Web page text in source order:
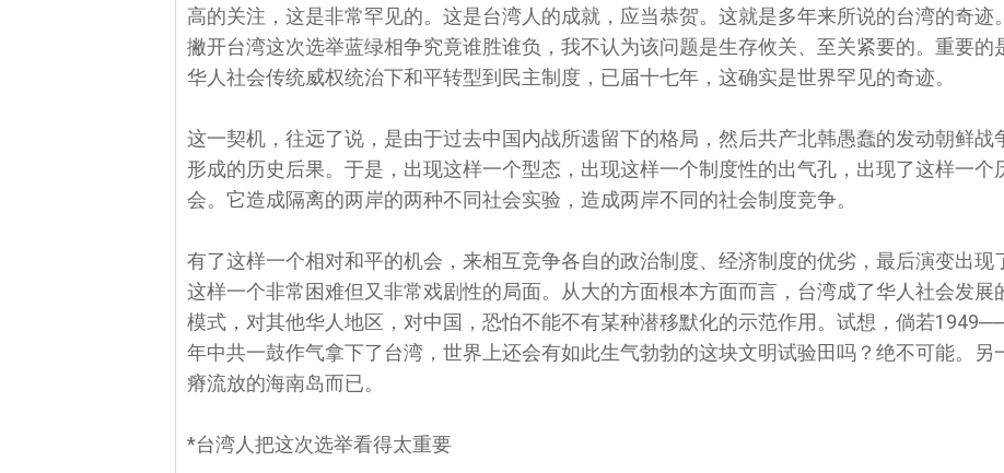
高的关注，这是非常罕见的。这是台湾人的成就，应当恭贺。这就是多年来所说的台湾的奇迹
撇开台湾这次选举蓝绿相争究竟谁胜谁负，我不认为该问题是生存攸关、至关紧要的。重要的
华人社会传统威权统治下和平转型到民主制度，已届十七年，这确实是世界罕见的奇迹。
这一契机，往远了说，是由于过去中国内战所遗留下的格局，然后共产北韩愚蠢的发动朝鲜战
形成的历史后果。于是，出现这样一个型态，出现这样一个制度性的出气孔，出现了这样一个
会。它造成隔离的两岸的两种不同社会实验，造成两岸不同的社会制度竞争。
有了这样一个相对和平的机会，来相互竞争各自的政治制度、经济制度的优劣，最后演变出现
这样一个非常困难但又非常戏剧性的局面。从大的方面根本方面而言，台湾成了华人社会发展
模式，对其他华人地区，对中国，恐怕不能不有某种潜移默化的示范作用。试想，倘若
年中共一鼓作气拿下了台湾，世界上还会有如此生气勃勃的这块文明试验田吗？绝不可能。另
瘠流放的海南岛而已。
*台湾人把这次选举看得太重要